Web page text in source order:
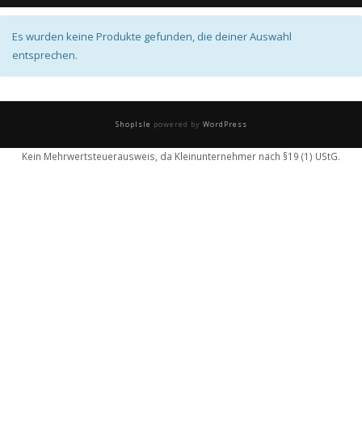
Es wurden keine Produkte gefunden, die deiner Auswahl
entsprechen.
ShopIsle powered by WordPress
Kein Mehrwertsteuerausweis, da Kleinunternehmer nach §19 (1) UStG.